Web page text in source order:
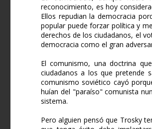
reconocimiento, es hoy
Ellos repudian la democracia
popular puede forzar política y
derechos de los ciudadanos, el
democracia como el gran
El comunismo, una doctrina
ciudadanos a los que pretende
comunismo soviético cayó
huían del "paraíso" comunista
sistema.
Pero alguien pensó que Trosky